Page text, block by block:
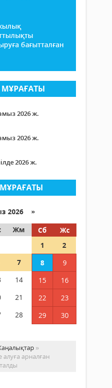
бағытталған
МҰРАҒАТЫ
2026 ж.
2026 ж.
2026 ж.
2026 »
Жм Сб
Жс
1
2
7 8
9
14 15
16
21 22
23
28 29
30
»
арналған